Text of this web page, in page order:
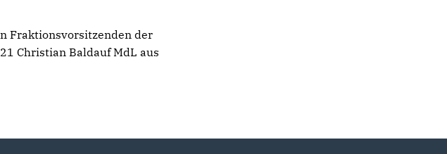
Fraktionsvorsitzenden der
Christian Baldauf MdL aus